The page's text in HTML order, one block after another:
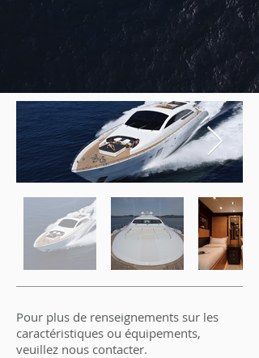
Pour plus de renseignements sur les
caractéristiques ou équipements,
veuillez nous contacter.